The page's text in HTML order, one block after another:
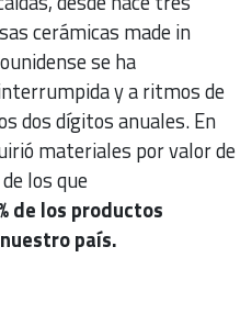
cerámicas made in
se ha
y a ritmos de
dos dígitos anuales. En
materiales por valor de
los que
de los productos
país.